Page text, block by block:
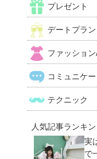
プレゼント
デートプラン
ファッショ
コミュニケ
テクニック
人気記事ランキ
実
で